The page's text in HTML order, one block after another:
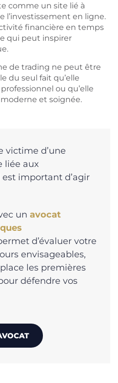
comme un site lié à
l’investissement en ligne.
financière en temps
qui peut inspirer
de trading ne peut être
du seul fait qu’elle
ou qu’elle
et soignée.
victime d’une
liée aux
important d’agir
un avocat
d’évaluer votre
envisageables,
les premières
défendre vos